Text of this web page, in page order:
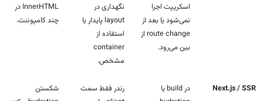
نمی‌شود یا بعد از
route change از
نگهداری در
layout پایدار یا
استفاده از
container
InnerHTML در
چند کامپوننت.
رندر فقط سمت
شکستن